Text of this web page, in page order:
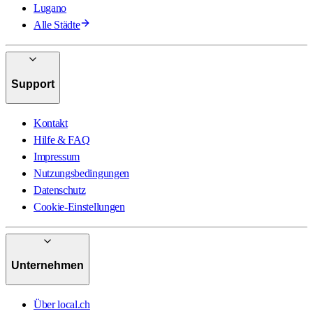
Lugano
Alle Städte
Support
Kontakt
Hilfe & FAQ
Impressum
Nutzungsbedingungen
Datenschutz
Cookie-Einstellungen
Unternehmen
Über local.ch